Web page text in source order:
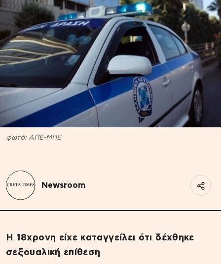
φωτό: ΑΠΕ-ΜΠΕ
Newsroom
Η 18χρονη είχε καταγγείλει ότι δέχθηκε
σεξουαλική επίθεση